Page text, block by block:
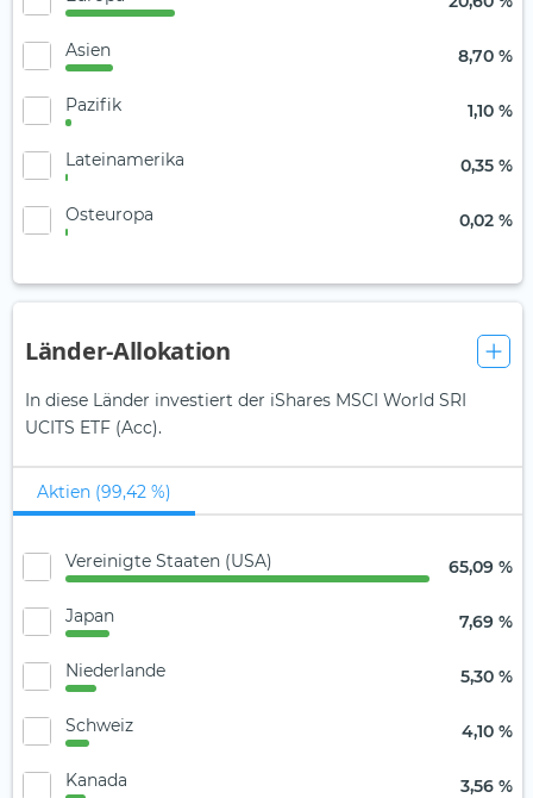
Asien 8,70 %
Pazifik 1,10 %
Lateinamerika 0,35 %
Osteuropa 0,02 %
Länder-Allokation
In diese Länder investiert der iShares MSCI World SRI
UCITS ETF (Acc).
Aktien (99,42 %)
Vereinigte Staaten (USA) 65,09 %
Japan 7,69 %
Niederlande 5,30 %
Schweiz 4,10 %
Kanada 3,56 %